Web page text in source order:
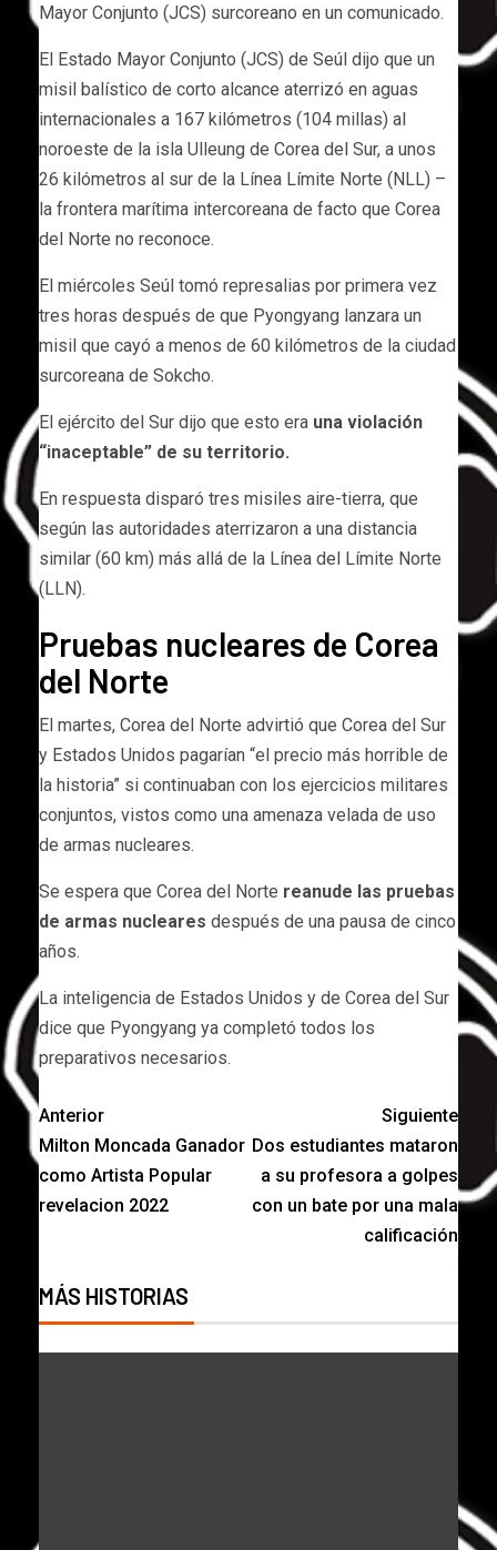
Mayor Conjunto (JCS) surcoreano en un comunicado.
El Estado Mayor Conjunto (JCS) de Seúl dijo que un
misil balístico de corto alcance aterrizó en aguas
internacionales a 167 kilómetros (104 millas) al
noroeste de la isla Ulleung de Corea del Sur, a unos
26 kilómetros al sur de la Línea Límite Norte (NLL) –
la frontera marítima intercoreana de facto que Corea
del Norte no reconoce.
El miércoles Seúl tomó represalias por primera vez
tres horas después de que Pyongyang lanzara un
misil que cayó a menos de 60 kilómetros de la ciudad
surcoreana de Sokcho.
El ejército del Sur dijo que esto era una violación
“inaceptable” de su territorio.
En respuesta disparó tres misiles aire-tierra, que
según las autoridades aterrizaron a una distancia
similar (60 km) más allá de la Línea del Límite Norte
(LLN).
Pruebas nucleares de Corea
del Norte
El martes, Corea del Norte advirtió que Corea del Sur
y Estados Unidos pagarían “el precio más horrible de
la historia” si continuaban con los ejercicios militares
conjuntos, vistos como una amenaza velada de uso
de armas nucleares.
Se espera que Corea del Norte reanude las pruebas
de armas nucleares después de una pausa de cinco
años.
La inteligencia de Estados Unidos y de Corea del Sur
dice que Pyongyang ya completó todos los
preparativos necesarios.
Anterior
Milton Moncada Ganador
como Artista Popular
revelacion 2022
Siguiente
Dos estudiantes mataron
a su profesora a golpes
con un bate por una mala
calificación
MÁS HISTORIAS